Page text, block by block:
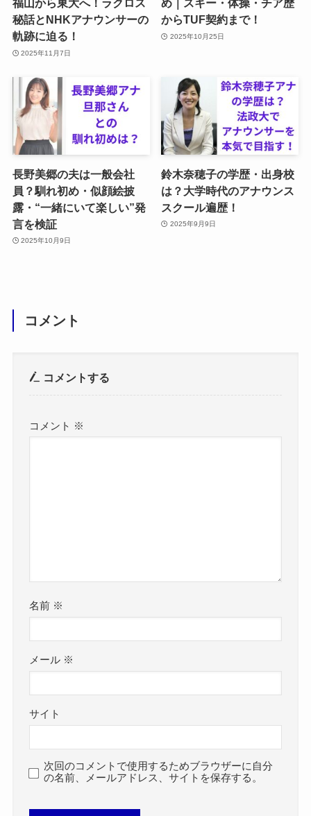
福山から東大へ！ラクロス
秘話とNHKアナウンサーの
軌跡に迫る！
2025年11月7日
め｜スキー・体操・チア歴
からTUF契約まで！
2025年10月25日
長野美郷の夫は一般会社
員？馴れ初め・似顔絵披
露・“一緒にいて楽しい”発
言を検証
2025年10月9日
鈴木奈穂子の学歴・出身校
は？大学時代のアナウンス
スクール遍歴！
2025年9月9日
コメント
コメントする
コメント ※
名前 ※
メール ※
サイト
次回のコメントで使用するためブラウザーに自分
の名前、メールアドレス、サイトを保存する。